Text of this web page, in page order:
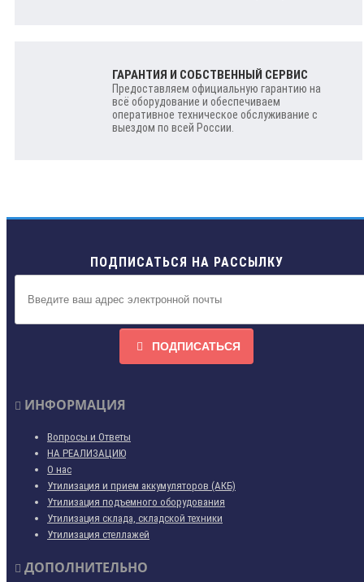
ГАРАНТИЯ И СОБСТВЕННЫЙ СЕРВИС
Предоставляем официальную гарантию на
всё оборудование и обеспечиваем
оперативное техническое обслуживание с
выездом по всей России.
ПОДПИСАТЬСЯ НА РАССЫЛКУ
ПОДПИСАТЬСЯ
ИНФОРМАЦИЯ
Вопросы и Ответы
НА РЕАЛИЗАЦИЮ
О нас
Утилизация и прием аккумуляторов (АКБ)
Утилизация подъемного оборудования
Утилизация склада, складской техники
Утилизация стеллажей
ДОПОЛНИТЕЛЬНО